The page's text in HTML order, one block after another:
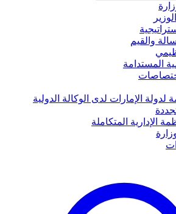
والقيم
المستدامة
لدولة الإمارات لدى الوكالة الدولية
الإدارية المتكاملة